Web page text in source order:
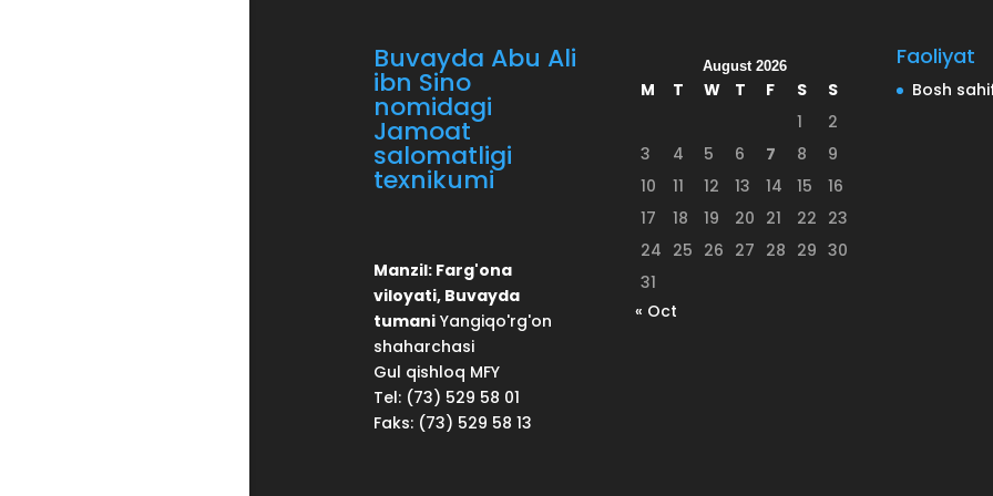
Buvayda Abu Ali
ibn Sino
nomidagi
Jamoat
salomatligi
texnikumi
Manzil: Farg'ona
viloyati, Buvayda
tumaniYangiqo'rg'on
shaharchasi
Gul qishloq MFY
Tel: (73) 529 58 01
Faks: (73) 529 58 13
August 2026
M T W T F S
S
1
2
3
4 5 6 7 8
9
10
11 12 13 14 15
16
17
18 19 20 21 22 23
24 25 26 27 28 29 30
31
« Oct
Faoliyat
Bosh